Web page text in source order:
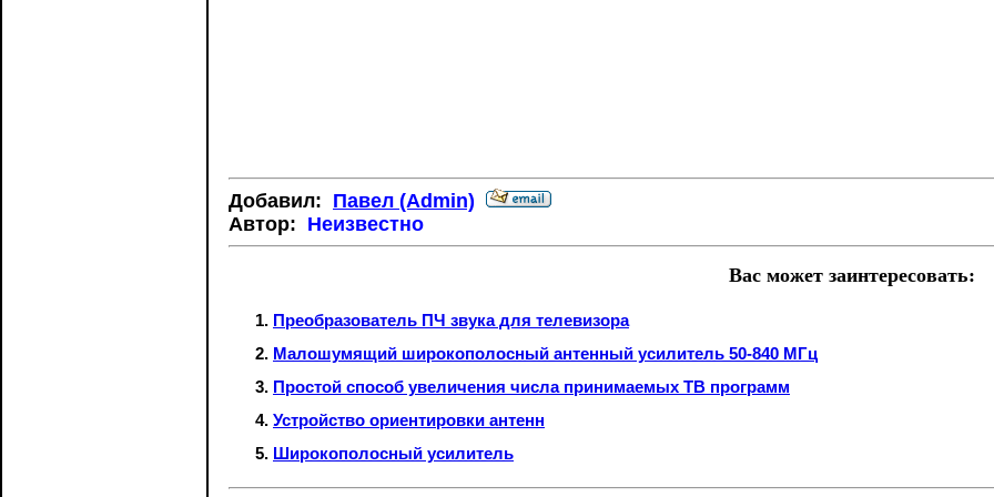
Добавил: Павел (Admin)
Автор: Неизвестно
Вас может заинтересовать:
Преобразователь ПЧ звука для телевизора
Малошумящий широкополосный антенный усилитель 50-840 МГц
Простой способ увеличения числа принимаемых ТВ программ
Устройство ориентировки антенн
Широкополосный усилитель